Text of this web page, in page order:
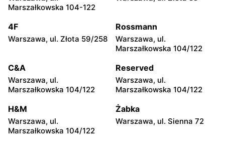
Iwierzyce, ul. Iwierzyce
152A
Tczew, ul. Franciszka Żwirki
61
Hyżne, ul. Hyżne 100 Jarosław, ul. Pełkińska 147
moje sklepy moje sklepy
Marszałkowska 104-122
4F
Warszawa, ul. Złota 59/258
Rossmann
Warszawa, ul.
Marszałkowska 104/122
C&A
Warszawa, ul.
Marszałkowska 104/122
Reserved
Warszawa, ul.
Marszałkowska 104/122
H&M
Warszawa, ul.
Marszałkowska 104/122
Żabka
Warszawa, ul. Sienna 72